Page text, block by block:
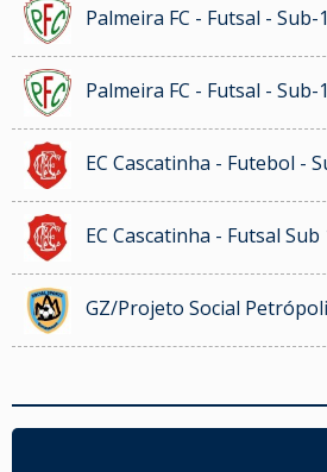
Palmeira FC - Futsal - Sub-
Palmeira FC - Futsal - Sub-
EC Cascatinha - Futebol -
EC Cascatinha - Futsal Sub
GZ/Projeto Social